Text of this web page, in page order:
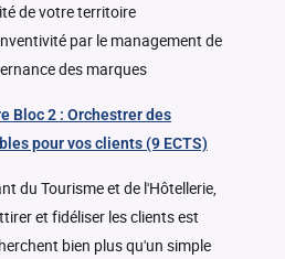
de votre territoire
par le management de
des marques
Bloc 2 : Orchestrer des
pour vos clients (9 ECTS)
du Tourisme et de l'Hôtellerie,
et fidéliser les clients est
bien plus qu'un simple